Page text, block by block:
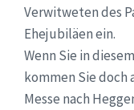
Verwitweten des
Ehejubiläen ein.
Wenn Sie in
kommen Sie doch
Messe nach